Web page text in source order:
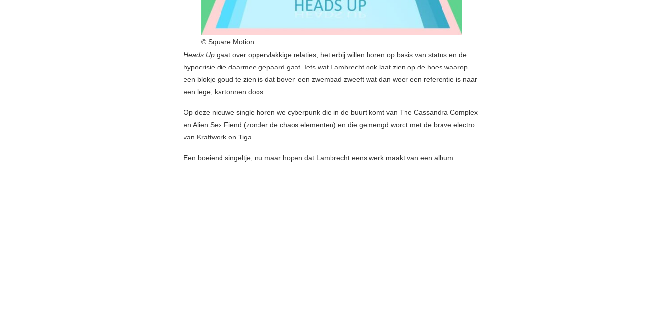
© Square Motion
Heads Up gaat over oppervlakkige relaties, het erbij willen horen op basis van status en de
hypocrisie die daarmee gepaard gaat. Iets wat Lambrecht ook laat zien op de hoes waarop
een blokje goud te zien is dat boven een zwembad zweeft wat dan weer een referentie is naar
een lege, kartonnen doos.
Op deze nieuwe single horen we cyberpunk die in de buurt komt van The Cassandra Complex
en Alien Sex Fiend (zonder de chaos elementen) en die gemengd wordt met de brave electro
van Kraftwerk en Tiga.
Een boeiend singeltje, nu maar hopen dat Lambrecht eens werk maakt van een album.